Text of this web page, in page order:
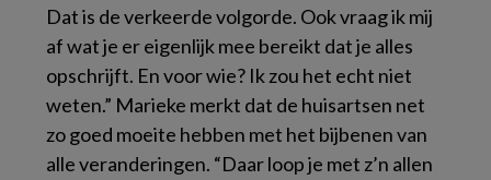
Dat is de verkeerde volgorde. Ook vraag ik mij
af wat je er eigenlijk mee bereikt dat je alles
opschrijft. En voor wie? Ik zou het echt niet
weten.” Marieke merkt dat de huisartsen net
zo goed moeite hebben met het bijbenen van
alle veranderingen. “Daar loop je met z’n allen